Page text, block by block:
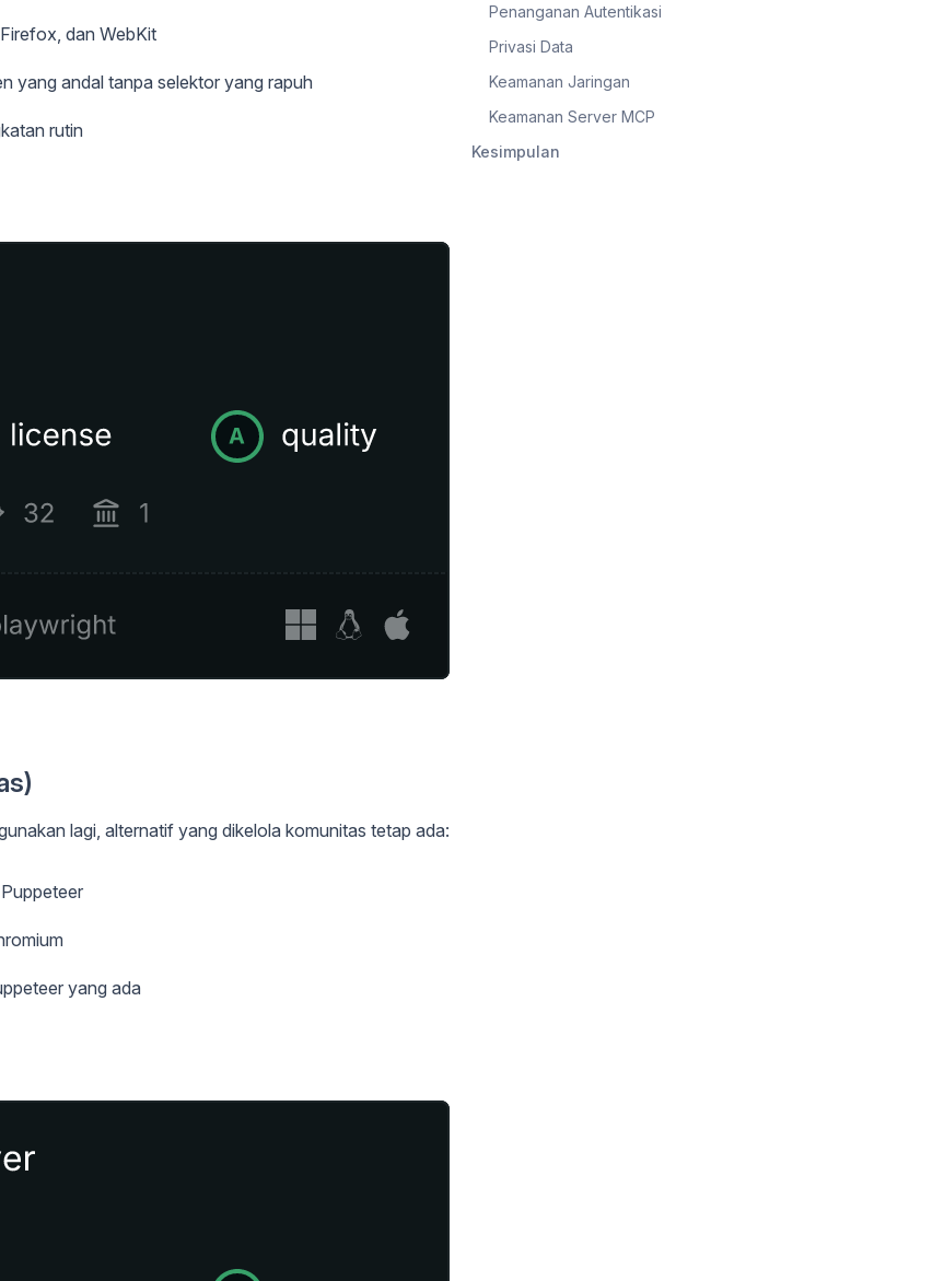
dan WebKit
yang andal tanpa selektor yang rapuh
rutin
lagi, alternatif yang dikelola komunitas tetap ada:
yang ada
Penanganan Autentikasi
Privasi Data
Keamanan Jaringan
Keamanan Server MCP
Kesimpulan